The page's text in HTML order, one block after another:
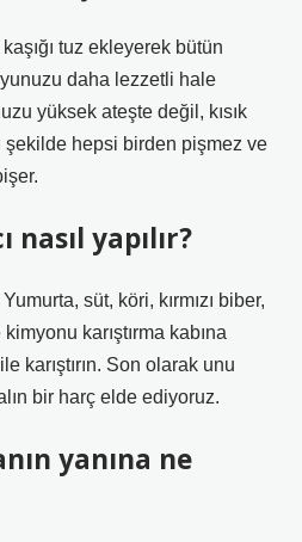
tuz ekleyerek bütün
daha lezzetli hale
yüksek ateşte değil, kısık
hepsi birden pişmez ve
nasıl yapılır?
süt, köri, kırmızı biber,
karıştırma kabına
karıştırın. Son olarak unu
bir harç elde ediyoruz.
yanına ne